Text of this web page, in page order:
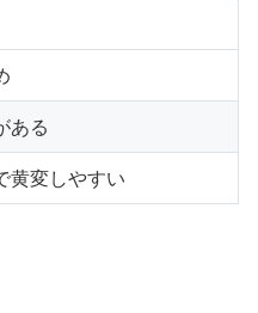
ある
黄変しやすい